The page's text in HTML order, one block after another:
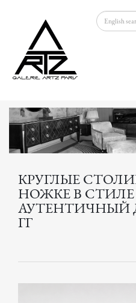
КРУГЛЫЕ
НОЖКЕ В СТИЛЕ
АУТЕНТИЧНЫЙ
ГГ